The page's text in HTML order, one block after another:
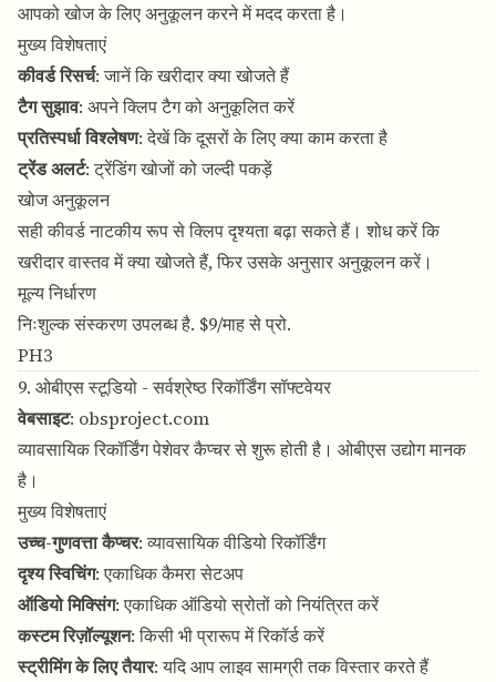
आपको खोज के लिए अनुकूलन करने में मदद करता है।
मुख्य विशेषताएं
कीवर्ड रिसर्च: जानें कि खरीदार क्या खोजते हैं
टैग सुझाव: अपने क्लिप टैग को अनुकूलित करें
प्रतिस्पर्धा विश्लेषण: देखें कि दूसरों के लिए क्या काम करता है
ट्रेंड अलर्ट: ट्रेंडिंग खोजों को जल्दी पकड़ें
खोज अनुकूलन
सही कीवर्ड नाटकीय रूप से क्लिप दृश्यता बढ़ा सकते हैं। शोध करें कि
खरीदार वास्तव में क्या खोजते हैं, फिर उसके अनुसार अनुकूलन करें।
मूल्य निर्धारण
निःशुल्क संस्करण उपलब्ध है. $9/माह से प्रो.
PH3
9. ओबीएस स्टूडियो - सर्वश्रेष्ठ रिकॉर्डिंग सॉफ्टवेयर
वेबसाइट: obsproject.com
व्यावसायिक रिकॉर्डिंग पेशेवर कैप्चर से शुरू होती है। ओबीएस उद्योग मानक
है।
मुख्य विशेषताएं
उच्च-गुणवत्ता कैप्चर: व्यावसायिक वीडियो रिकॉर्डिंग
दृश्य स्विचिंग: एकाधिक कैमरा सेटअप
ऑडियो मिक्सिंग: एकाधिक ऑडियो स्रोतों को नियंत्रित करें
कस्टम रिज़ॉल्यूशन: किसी भी प्रारूप में रिकॉर्ड करें
स्ट्रीमिंग के लिए तैयार: यदि आप लाइव सामग्री तक विस्तार करते हैं